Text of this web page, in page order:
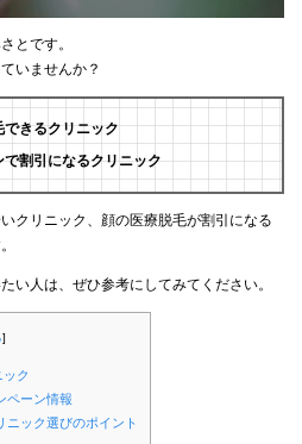
とです。
いませんか？
きるクリニック
割引になるクリニック
クリニック、顔の医療脱毛が割引になる
い人は、ぜひ参考にしてみてください。
]
ク
ペーン情報
ニック選びのポイント